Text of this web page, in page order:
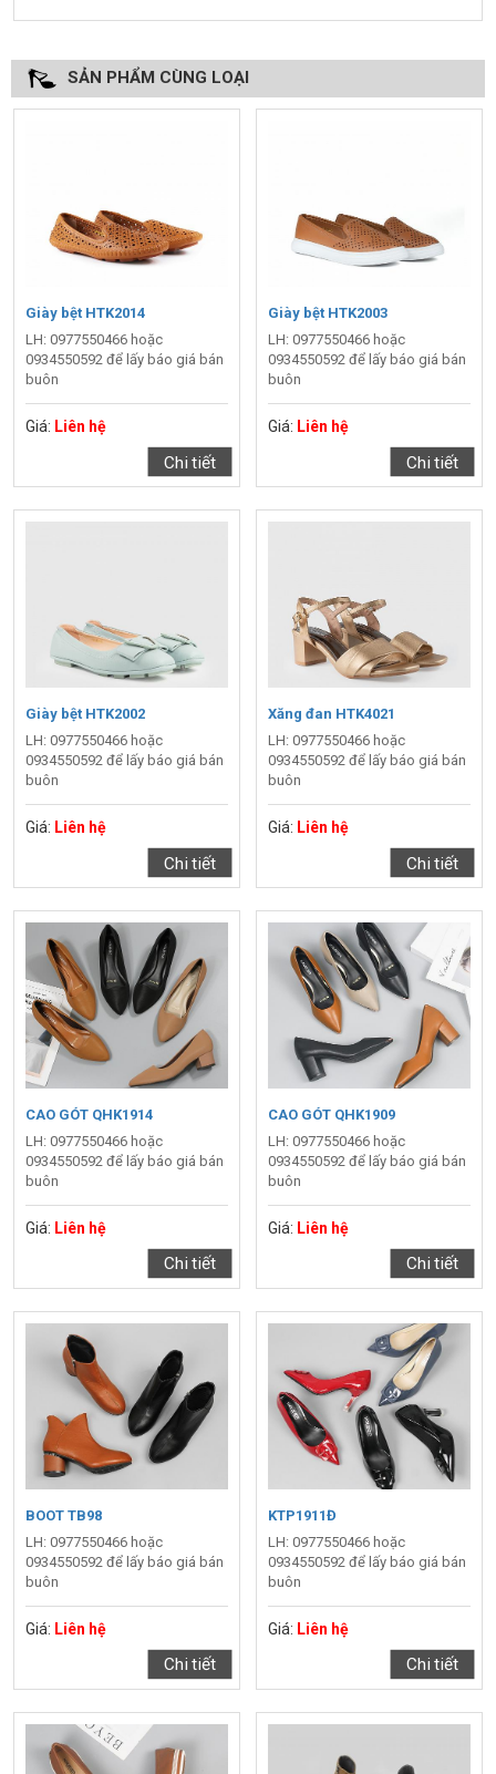
SẢN PHẨM CÙNG LOẠI
Giày bệt HTK2014
LH: 0977550466 hoặc
0934550592 để lấy báo giá bán
buôn
Giá: Liên hệ
Chi tiết
Giày bệt HTK2003
LH: 0977550466 hoặc
0934550592 để lấy báo giá bán
buôn
Giá: Liên hệ
Chi tiết
Giày bệt HTK2002
LH: 0977550466 hoặc
0934550592 để lấy báo giá bán
buôn
Giá: Liên hệ
Chi tiết
Xăng đan HTK4021
LH: 0977550466 hoặc
0934550592 để lấy báo giá bán
buôn
Giá: Liên hệ
Chi tiết
CAO GÓT QHK1914
LH: 0977550466 hoặc
0934550592 để lấy báo giá bán
buôn
Giá: Liên hệ
Chi tiết
CAO GÓT QHK1909
LH: 0977550466 hoặc
0934550592 để lấy báo giá bán
buôn
Giá: Liên hệ
Chi tiết
BOOT TB98
LH: 0977550466 hoặc
0934550592 để lấy báo giá bán
buôn
Giá: Liên hệ
Chi tiết
KTP1911Đ
LH: 0977550466 hoặc
0934550592 để lấy báo giá bán
buôn
Giá: Liên hệ
Chi tiết